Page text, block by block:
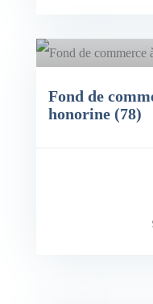
Fond de
honorine (78)